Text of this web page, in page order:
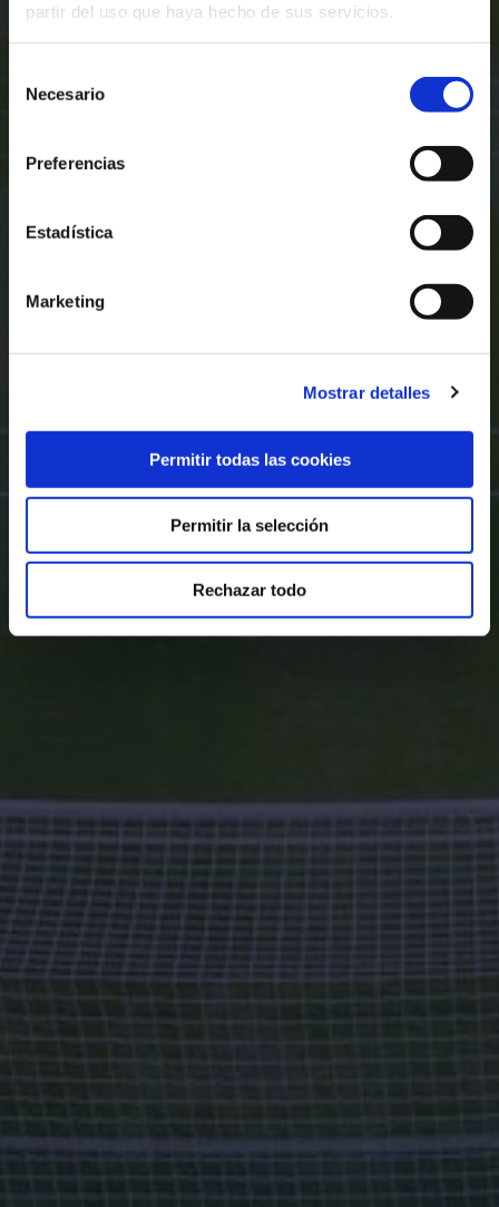
partir del uso que haya hecho de sus servicios.
Necesario
Preferencias
Estadística
Marketing
Mostrar detalles
Permitir todas las cookies
Permitir la selección
Rechazar todo